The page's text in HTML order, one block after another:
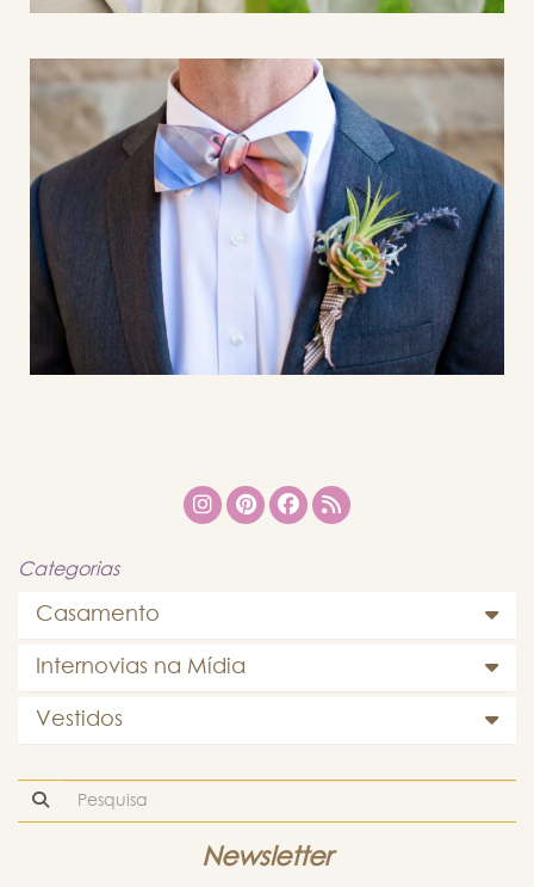
Categorias
Casamento
Internovias na Mídia
Vestidos
Newsletter